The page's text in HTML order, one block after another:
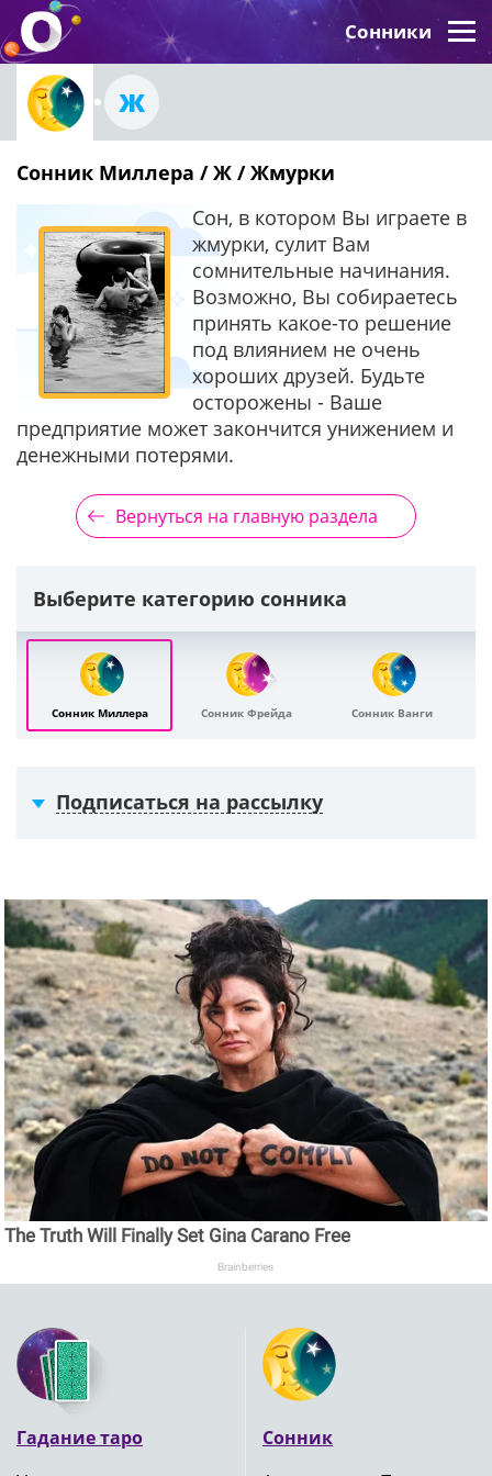
Сонники
Ж
Сонник Миллера / Ж / Жмурки
Сон, в котором Вы играете в
жмурки, сулит Вам
сомнительные начинания.
Возможно, Вы собираетесь
принять какое-то решение
под влиянием не очень
хороших друзей. Будьте
осторожены - Ваше
предприятие может закончится унижением и
денежными потерями.
Вернуться на главную раздела
Выберите категорию сонника
Сонник Миллера Сонник Фрейда Сонник Ванги
Подписаться на рассылку
The Truth Will Finally Set Gina Carano Free
Brainberries
Гадание таро
Сонник